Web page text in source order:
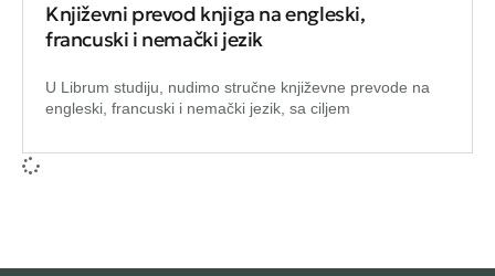
Književni prevod knjiga na engleski,
francuski i nemački jezik
U Librum studiju, nudimo stručne književne prevode na
engleski, francuski i nemački jezik, sa ciljem